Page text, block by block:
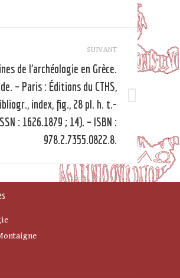
SUIVANT
de l’archéologie en Grèce.
– Paris : Éditions du CTHS,
index, fig., 28 pl. h. t.-
: 1626.1879 ; 14). – ISBN :
978.2.7355.0822.8.